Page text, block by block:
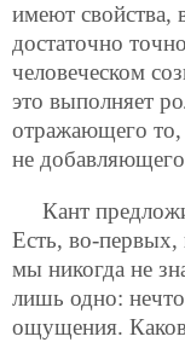
имеют свойства,
достаточно
человеческом
это выполняет
отражающего то,
не
Кант
Есть, во-
мы никогда не
лишь одно:
ощущения.